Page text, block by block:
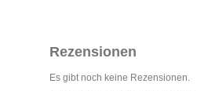
Rezensionen
Es gibt noch keine Rezensionen.